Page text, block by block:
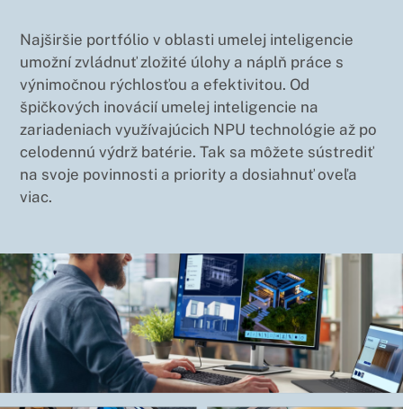
Najširšie portfólio v oblasti umelej inteligencie
umožní zvládnuť zložité úlohy a náplň práce s
výnimočnou rýchlosťou a efektivitou. Od
špičkových inovácií umelej inteligencie na
zariadeniach využívajúcich NPU technológie až po
celodennú výdrž batérie. Tak sa môžete sústrediť
na svoje povinnosti a priority a dosiahnuť oveľa
viac.